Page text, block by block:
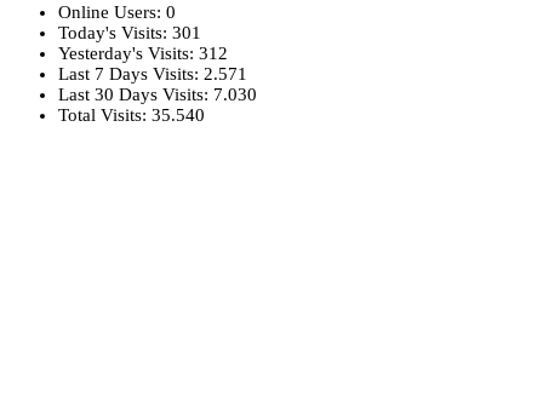
Online Users: 0
Today's Visits: 301
Yesterday's Visits: 312
Last 7 Days Visits: 2.571
Last 30 Days Visits: 7.030
Total Visits: 35.540